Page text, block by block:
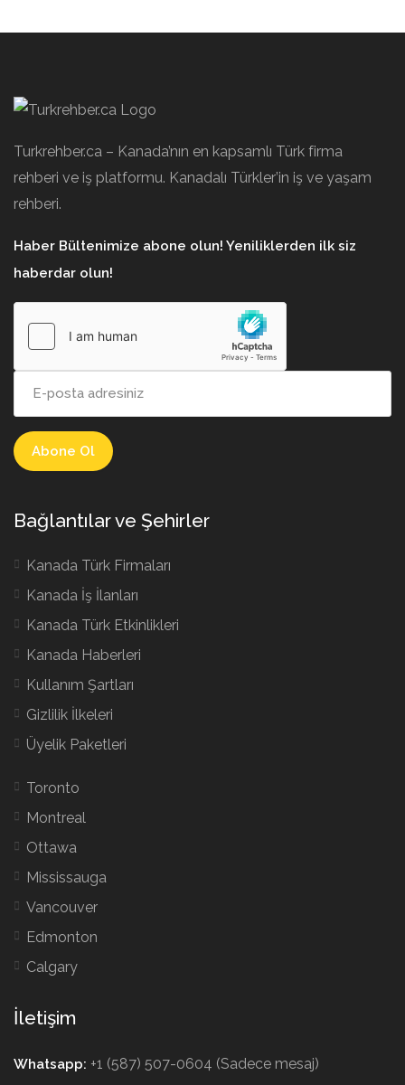
Turkrehber.ca – Kanada’nın en kapsamlı Türk firma
rehberi ve iş platformu. Kanadalı Türkler’in iş ve yaşam
rehberi.
Haber Bültenimize abone olun! Yeniliklerden ilk siz
haberdar olun!
Bağlantılar ve Şehirler
Kanada Türk Firmaları
Kanada İş İlanları
Kanada Türk Etkinlikleri
Kanada Haberleri
Kullanım Şartları
Gizlilik İlkeleri
Üyelik Paketleri
Toronto
Montreal
Ottawa
Mississauga
Vancouver
Edmonton
Calgary
İletişim
Whatsapp: +1 (587) 507-0604 (Sadece mesaj)